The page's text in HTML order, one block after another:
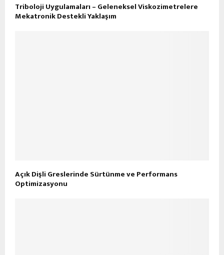
Triboloji Uygulamaları – Geleneksel Viskozimetrelere
Mekatronik Destekli Yaklaşım
Açık Dişli Greslerinde Sürtünme ve Performans
Optimizasyonu